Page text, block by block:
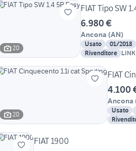
20
FIAT Tipo SW
6.980 €
Ancona (AN)
Usato 01/2018
Rivenditore
20
FIAT
4.100
Ancona
Usato
FIAT 1900